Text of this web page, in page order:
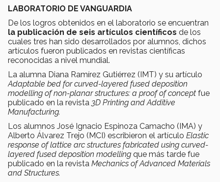
LABORATORIO DE VANGUARDIA
De los logros obtenidos en el laboratorio se encuentran
la publicación de seis artículos científicos de los
cuales tres han sido desarrollados por alumnos, dichos
artículos fueron publicados en revistas científicas
reconocidas a nivel mundial.
La alumna Diana Ramírez Gutiérrez (IMT) y su artículo
Adaptable bed for curved-layered fused deposition
modelling of non-planar structures: a proof of concept fue
publicado en la revista 3D Printing and Additive
Manufacturing.
Los alumnos José Ignacio Espinoza Camacho (IMA) y
Alberto Álvarez Trejo (MCI) escribieron el artículo Elastic
response of lattice arc structures fabricated using curved-
layered fused deposition modelling que más tarde fue
publicado en la revista Mechanics of Advanced Materials
and Structures.